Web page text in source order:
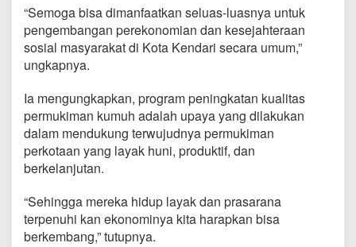
“Semoga bisa dimanfaatkan seluas-luasnya untuk
pengembangan perekonomian dan kesejahteraan
sosial masyarakat di Kota Kendari secara umum,”
ungkapnya.
Ia mengungkapkan, program peningkatan kualitas
permukiman kumuh adalah upaya yang dilakukan
dalam mendukung terwujudnya permukiman
perkotaan yang layak huni, produktif, dan
berkelanjutan.
“Sehingga mereka hidup layak dan prasarana
terpenuhi kan ekonominya kita harapkan bisa
berkembang,” tutupnya.